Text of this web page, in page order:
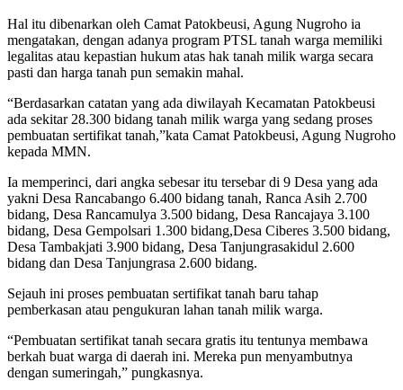
Hal itu dibenarkan oleh Camat Patokbeusi, Agung Nugroho ia
mengatakan, dengan adanya program PTSL tanah warga memiliki
legalitas atau kepastian hukum atas hak tanah milik warga secara
pasti dan harga tanah pun semakin mahal.
“Berdasarkan catatan yang ada diwilayah Kecamatan Patokbeusi
ada sekitar 28.300 bidang tanah milik warga yang sedang proses
pembuatan sertifikat tanah,”kata Camat Patokbeusi, Agung Nugroho
kepada MMN.
Ia memperinci, dari angka sebesar itu tersebar di 9 Desa yang ada
yakni Desa Rancabango 6.400 bidang tanah, Ranca Asih 2.700
bidang, Desa Rancamulya 3.500 bidang, Desa Rancajaya 3.100
bidang, Desa Gempolsari 1.300 bidang,Desa Ciberes 3.500 bidang,
Desa Tambakjati 3.900 bidang, Desa Tanjungrasakidul 2.600
bidang dan Desa Tanjungrasa 2.600 bidang.
Sejauh ini proses pembuatan sertifikat tanah baru tahap
pemberkasan atau pengukuran lahan tanah milik warga.
“Pembuatan sertifikat tanah secara gratis itu tentunya membawa
berkah buat warga di daerah ini. Mereka pun menyambutnya
dengan sumeringah,” pungkasnya.